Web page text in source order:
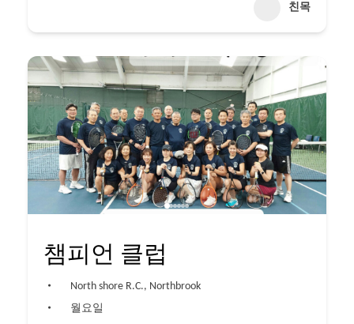
친목
챔피언 클럽
North shore R.C., Northbrook
월요일